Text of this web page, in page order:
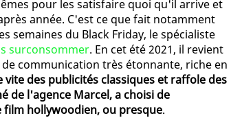
pour les satisfaire quoi qu'il arrive et
année. C'est ce que fait notamment
semaines du Black Friday, le spécialiste
surconsommer. En cet été 2021, il revient
communication très étonnante, riche en
des publicités classiques et raffole des
de l'agence Marcel, a choisi de
hollywoodien, ou presque.